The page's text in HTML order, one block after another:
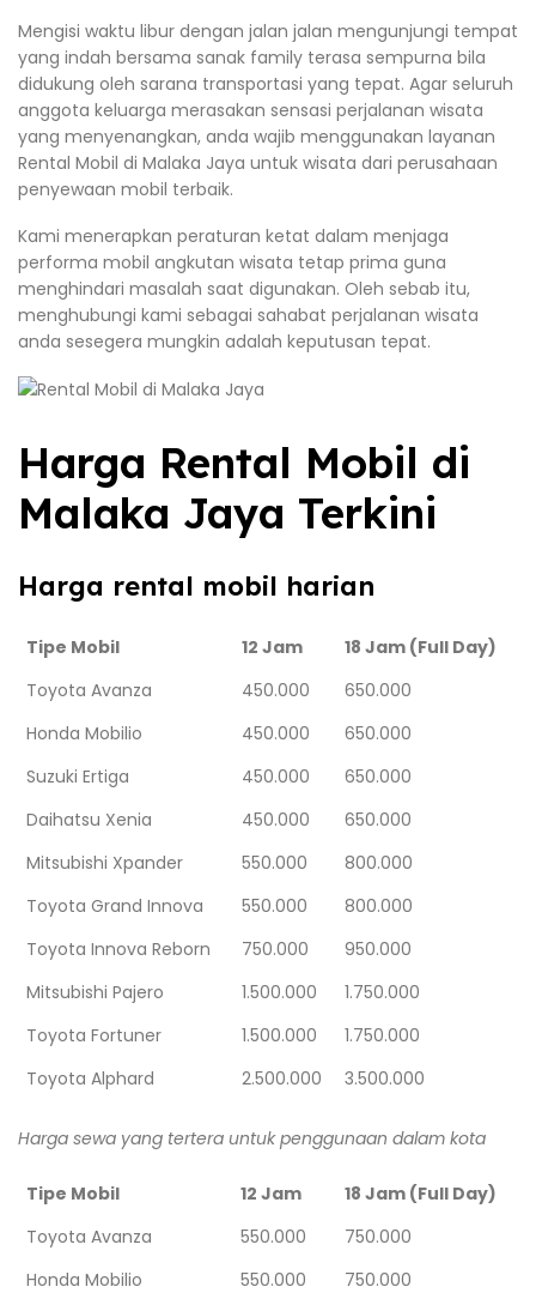
Mengisi waktu libur dengan jalan jalan mengunjungi tempat
yang indah bersama sanak family terasa sempurna bila
didukung oleh sarana transportasi yang tepat. Agar seluruh
anggota keluarga merasakan sensasi perjalanan wisata
yang menyenangkan, anda wajib menggunakan layanan
Rental Mobil di Malaka Jaya untuk wisata dari perusahaan
penyewaan mobil terbaik.
Kami menerapkan peraturan ketat dalam menjaga
performa mobil angkutan wisata tetap prima guna
menghindari masalah saat digunakan. Oleh sebab itu,
menghubungi kami sebagai sahabat perjalanan wisata
anda sesegera mungkin adalah keputusan tepat.
Harga Rental Mobil di
Malaka Jaya Terkini
Harga rental mobil harian
Tipe Mobil 12 Jam
18 Jam (Full Day)
Toyota Avanza
450.000
650.000
Honda Mobilio
450.000
650.000
Suzuki Ertiga
450.000
650.000
Daihatsu Xenia
450.000
650.000
Mitsubishi Xpander
550.000
800.000
Toyota Grand Innova
550.000
800.000
Toyota Innova Reborn
750.000
950.000
Mitsubishi Pajero
1.500.000
1.750.000
Toyota Fortuner
1.500.000
1.750.000
Toyota Alphard
2.500.000 3.500.000
Harga sewa yang tertera untuk penggunaan dalam kota
Tipe Mobil 12 Jam
18 Jam (Full Day)
Toyota Avanza
550.000
750.000
Honda Mobilio
550.000 750.000